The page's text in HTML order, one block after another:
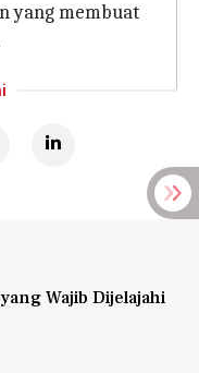
yang membuat
Wajib Dijelajahi